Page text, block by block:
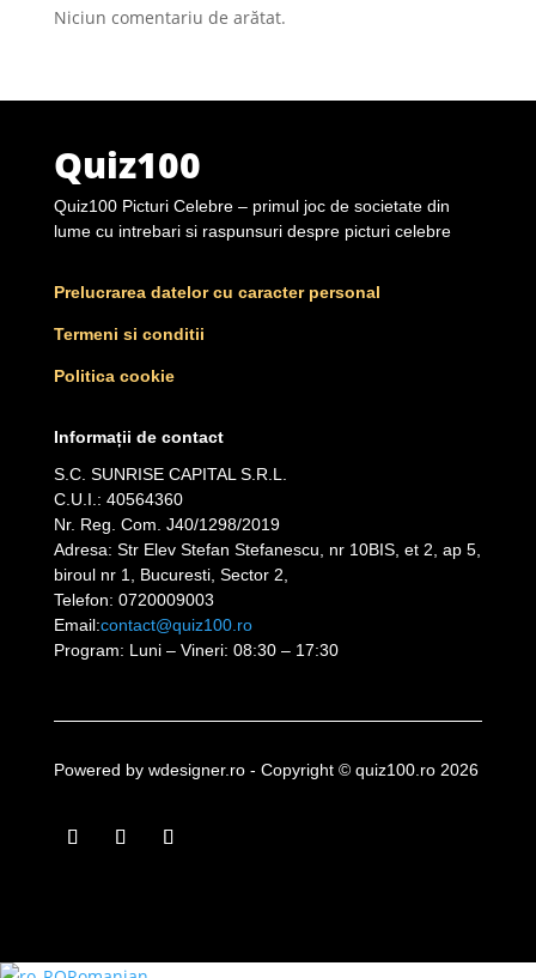
Niciun comentariu de arătat.
Quiz100
Quiz100 Picturi Celebre – primul joc de societate din
lume cu intrebari si raspunsuri despre picturi celebre
Prelucrarea datelor cu caracter personal
Termeni si conditii
Politica cookie
Informații de contact
S.C. SUNRISE CAPITAL S.R.L.
C.U.I.: 40564360
Nr. Reg. Com. J40/1298/2019
Adresa: Str Elev Stefan Stefanescu, nr 10BIS, et 2, ap 5,
biroul nr 1, Bucuresti, Sector 2,
Telefon: 0720009003
Email:contact@quiz100.ro
Program: Luni – Vineri: 08:30 – 17:30
Powered by wdesigner.ro- Copyright © quiz100.ro 2026